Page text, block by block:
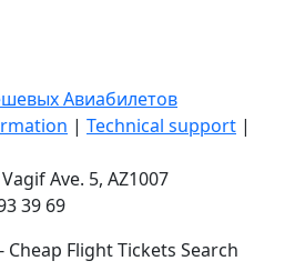
| Technical support |
Ave. 5, AZ1007
39 69
Cheap Flight Tickets Search